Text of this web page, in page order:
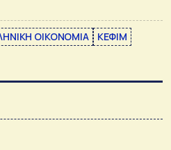
ΟΙΚΟΝΟΜΙΑ ΚΕΦΙΜ